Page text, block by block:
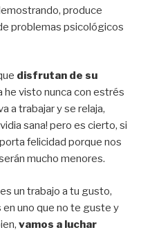
produce
problemas psicológicos
disfrutan de su
he visto nunca con estrés
a trabajar y se relaja,
sana! pero es cierto, si
felicidad porque nos
mucho menores.
un trabajo a tu gusto,
uno que no te guste y
vamos a luchar